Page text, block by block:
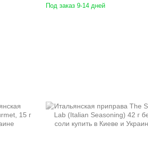
Под заказ 9-14 дней